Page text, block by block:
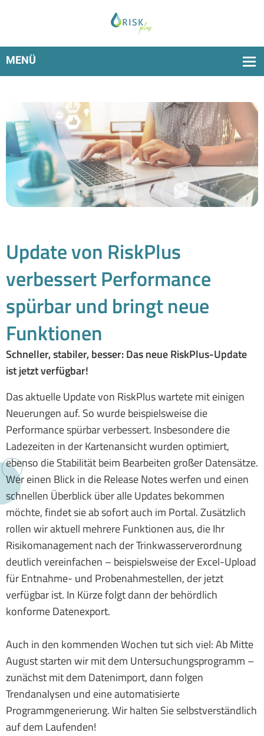
Schneller, stabiler, besser: Das neue RiskPlus-Update
ist jetzt verfügbar!
Update von RiskPlus
verbessert Performance
spürbar und bringt neue
Funktionen
Schneller, stabiler, besser: Das neue RiskPlus-Update
ist jetzt verfügbar!
Das aktuelle Update von RiskPlus wartete mit einigen
Neuerungen auf. So wurde beispielsweise die
Performance spürbar verbessert. Insbesondere die
Ladezeiten in der Kartenansicht wurden optimiert,
ebenso die Stabilität beim Bearbeiten großer Datensätze.
Wer einen Blick in die Release Notes werfen und einen
schnellen Überblick über alle Updates bekommen
möchte, findet sie ab sofort auch im Portal. Zusätzlich
rollen wir aktuell mehrere Funktionen aus, die Ihr
Risikomanagement nach der Trinkwasserverordnung
deutlich vereinfachen – beispielsweise der Excel-Upload
für Entnahme- und Probenahmestellen, der jetzt
verfügbar ist. In Kürze folgt dann der behördlich
konforme Datenexport.
Auch in den kommenden Wochen tut sich viel: Ab Mitte
August starten wir mit dem Untersuchungsprogramm –
zunächst mit dem Datenimport, dann folgen
Trendanalysen und eine automatisierte
Programmgenerierung. Wir halten Sie selbstverständlich
auf dem Laufenden!